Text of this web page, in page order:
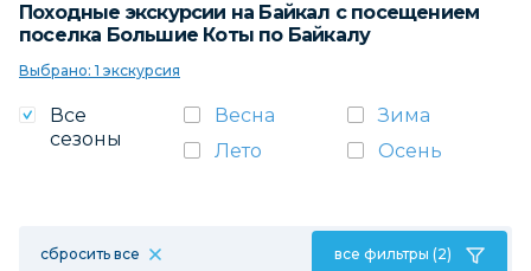
Походные экскурсии на Байкал с посещением
поселка Большие Коты по Байкалу
Выбрано: 1 экскурсия
Все
сезоны
Весна
Зима
Лето
Осень
сбросить все все фильтры (2)